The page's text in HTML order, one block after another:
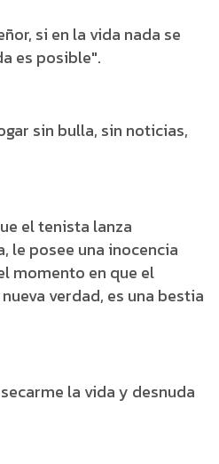
si en la vida nada se
es posible".
sin bulla, sin noticias,
el tenista lanza
le posee una inocencia
momento en que el
verdad, es una bestia
la vida y desnuda